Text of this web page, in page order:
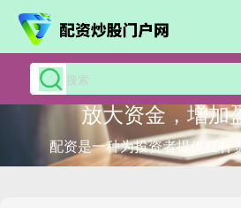
放大资金，增加
配资是一种为投资者提供杠杆